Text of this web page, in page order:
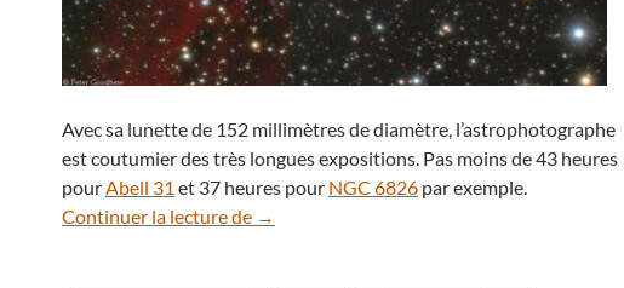
Avec sa lunette de 152 millimètres de diamètre, l’astrophotographe
est coutumier des très longues expositions. Pas moins de 43 heures
pourAbell 31 et 37 heures pour NGC 6826 par exemple.
Continuer la lecture de Une curieuse nébuleuse dentelée dans Persée
→